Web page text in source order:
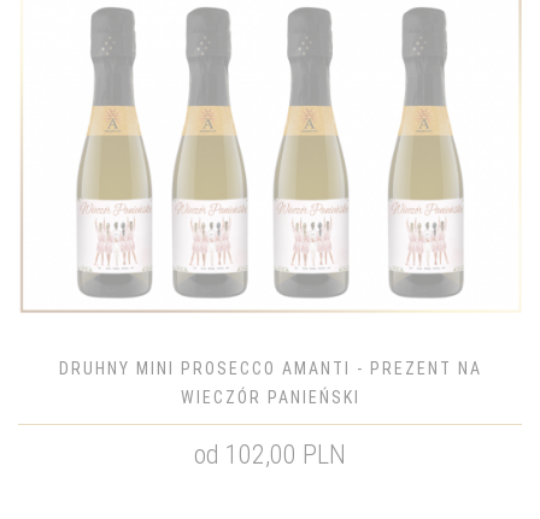
DRUHNY MINI PROSECCO AMANTI - PREZENT NA
WIECZÓR PANIEŃSKI
od 102,00 PLN